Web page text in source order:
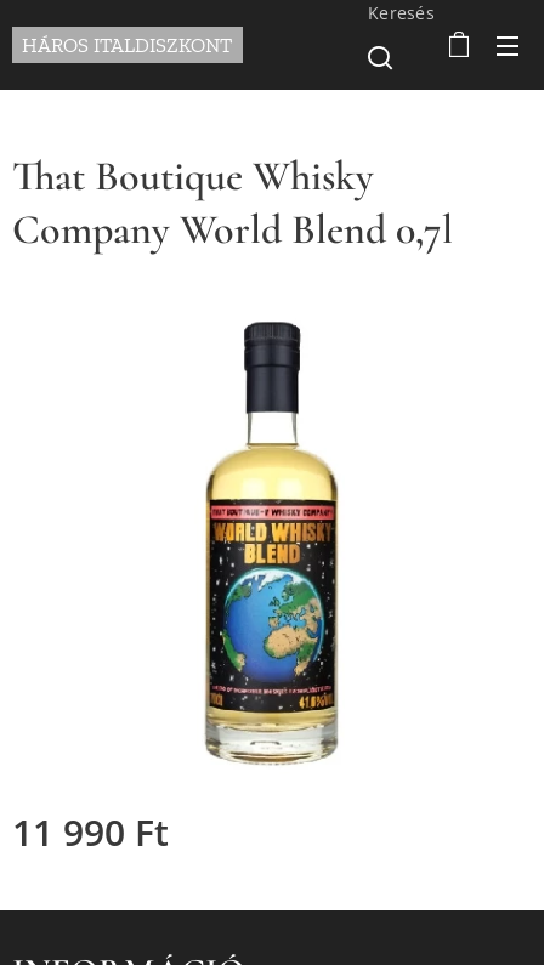
HÁROS ITALDISZKONT
Keresés
That Boutique Whisky
Company World Blend 0,7l
11 990 Ft